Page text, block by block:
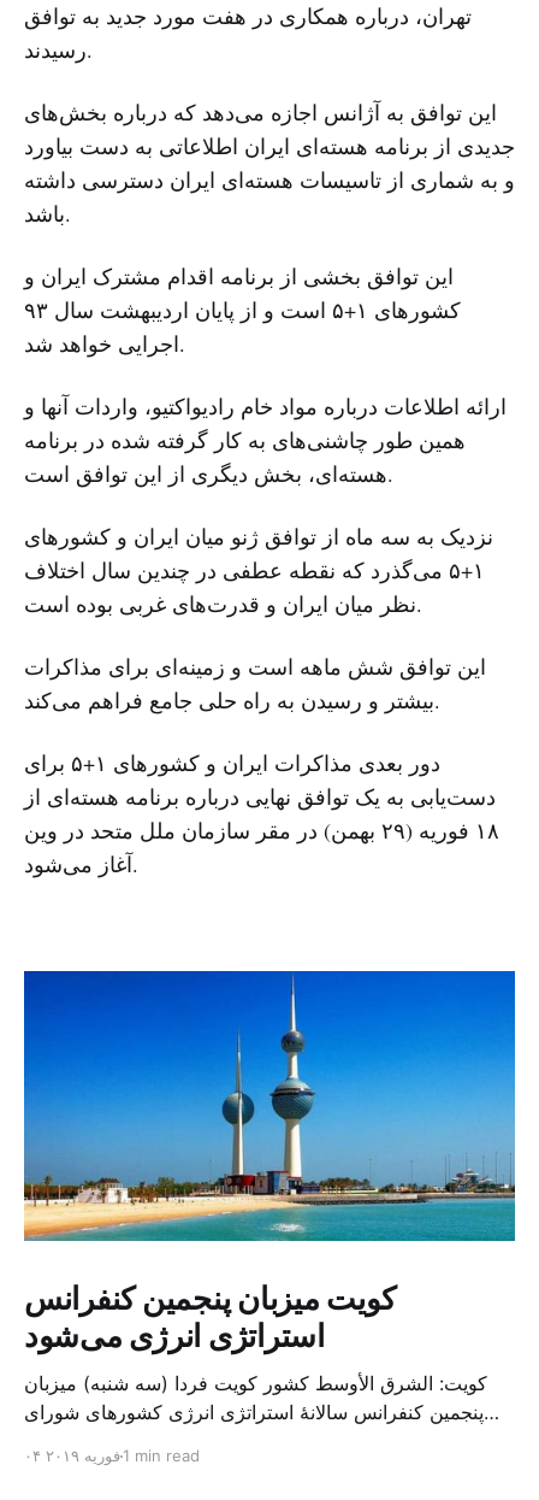
تهران، درباره همکاری در هفت مورد جدید به توافق
رسیدند.
این توافق به آژانس اجازه می‌دهد که درباره بخش‌های
جدیدی از برنامه هسته‌ای ایران اطلاعاتی به دست بیاورد
و به شماری از تاسیسات هسته‌ای ایران دسترسی داشته
باشد.
این توافق بخشی از برنامه اقدام مشترک ایران و
کشورهای ۱+۵ است و از پایان اردیبهشت سال ٩٣
اجرایی خواهد شد.
ارائه اطلاعات درباره مواد خام رادیواکتیو، واردات آنها و
همین طور چاشنی‌های به کار گرفته شده در برنامه
هسته‌ای، بخش دیگری از این توافق است.
نزدیک به سه ماه از توافق ژنو میان ایران و کشورهای
١+۵ می‌گذرد که نقطه عطفی در چندین سال اختلاف
نظر میان ایران و قدرت‌های غربی بوده است.
این توافق شش ماهه است و زمینه‌ای برای مذاکرات
بیشتر و رسیدن به راه حلی جامع فراهم می‌کند.
دور بعدی مذاکرات ایران و کشورهای ۱+۵ برای
دست‌یابی به یک توافق نهایی درباره برنامه هسته‌ای از
۱۸ فوریه (۲۹ بهمن) در مقر سازمان ملل متحد در وین
آغاز می‌شود.
کویت میزبان پنجمین کنفرانس
استراتژی انرژی می‌شود
کویت: الشرق الأوسط کشور کویت فردا (سه شنبه) میزبان
پنجمین کنفرانس سالانهٔ استراتژی انرژی کشورهای شورای
متخصص از شرکت‌های جهانی نفت و گاز در این کنفرانس
۰۴ فوریه ۲۰۱۹1 min read